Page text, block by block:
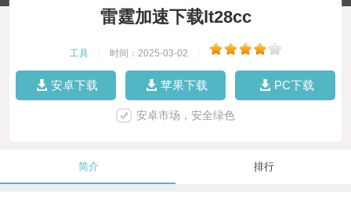
雷霆加速下载lt28cc
工具 时间：2025-03-02
安卓下载 苹果下载 PC下载
安卓市场，安全绿色
简介 排行